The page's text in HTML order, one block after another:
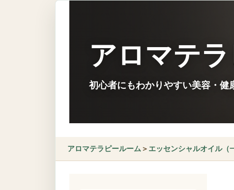
アロマテ
初心者にもわかりやすい美容・健
アロマテラピールーム＞ エッセンシャルオイル（